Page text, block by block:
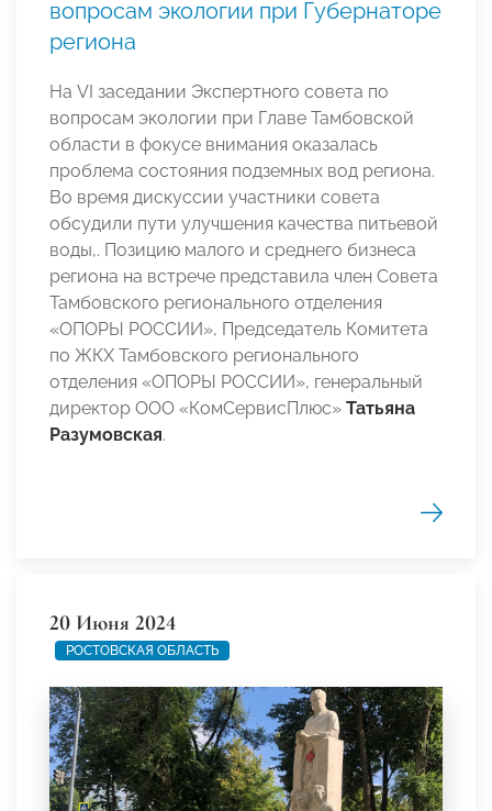
вопросам экологии при Губернаторе
региона
На VI заседании Экспертного совета по
вопросам экологии при Главе Тамбовской
области в фокусе внимания оказалась
проблема состояния подземных вод региона.
Во время дискуссии участники совета
обсудили пути улучшения качества питьевой
воды,. Позицию малого и среднего бизнеса
региона на встрече представила член Совета
Тамбовского регионального отделения
«ОПОРЫ РОССИИ», Председатель Комитета
по ЖКХ Тамбовского регионального
отделения «ОПОРЫ РОССИИ», генеральный
директор ООО «КомСервисПлюс» Татьяна
Разумовская.
20 Июня 2024
РОСТОВСКАЯ ОБЛАСТЬ